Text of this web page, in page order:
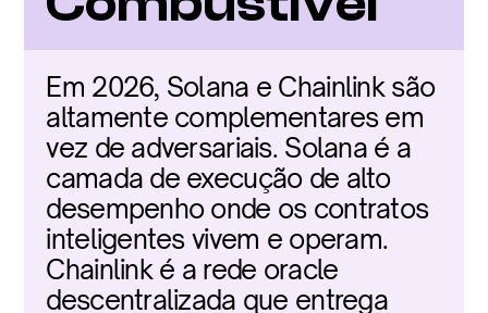
Em 2026, Solana e Chainlink são
altamente complementares em
vez de adversariais. Solana é a
camada de execução de alto
desempenho onde os contratos
inteligentes vivem e operam.
Chainlink é a rede oracle
descentralizada que entrega